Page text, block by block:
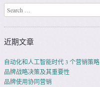
Search
近期文章
自动化和人工智能时代 3 个营销策略
品牌战略决策及其重要性
品牌使用协同营销